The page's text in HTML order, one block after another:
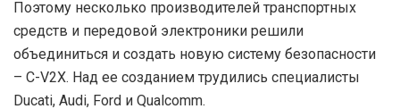
Поэтому несколько производителей транспортных
средств и передовой электроники решили
объединиться и создать новую систему безопасности
– C-V2X. Над ее созданием трудились специалисты
Ducati, Audi, Ford и Qualcomm.